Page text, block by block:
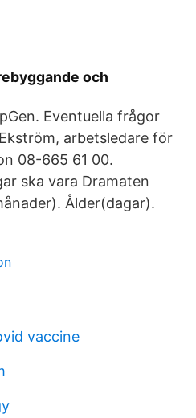
och
Eventuella frågor
arbetsledare för
08-665 61 00.
ska vara Dramaten
Ålder(dagar).
vaccine